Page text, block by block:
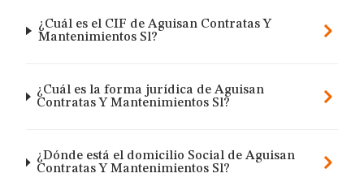
¿Cuál es el CIF de Aguisan Contratas Y
Mantenimientos Sl?
¿Cuál es la forma jurídica de Aguisan
Contratas Y Mantenimientos Sl?
¿Dónde está el domicilio Social de Aguisan
Contratas Y Mantenimientos Sl?